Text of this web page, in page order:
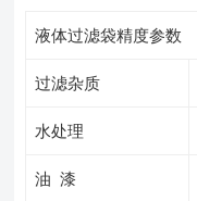
液体过滤袋精度参数
过滤杂质
水处理
油 漆